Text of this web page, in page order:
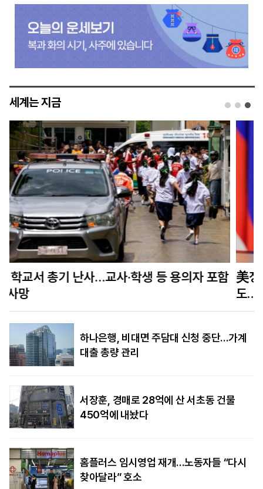
세계는 지금
美정보당국 “푸틴, 수년 내 나토 회원국 공격할 수
도…결속력 시험”
하나은행, 비대면 주담대 신청 중단…가계
대출 총량 관리
서장훈, 경매로 28억에 산 서초동 건물
450억에 내놨다
홈플러스 임시영업 재개…노동자들 “다시
찾아달라” 호소